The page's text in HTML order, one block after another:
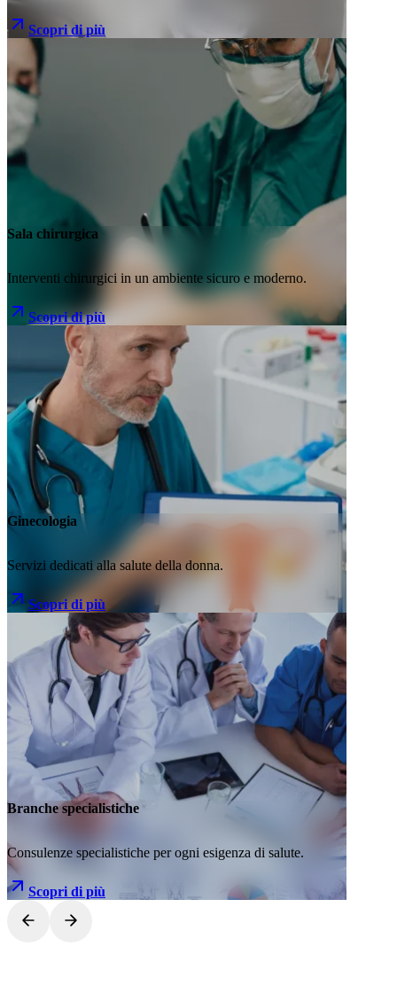
Scopri di più
Sala chirurgica
Interventi chirurgici in un ambiente sicuro e moderno.
Scopri di più
Ginecologia
Servizi dedicati alla salute della donna.
Scopri di più
Branche specialistiche
Consulenze specialistiche per ogni esigenza di salute.
Scopri di più